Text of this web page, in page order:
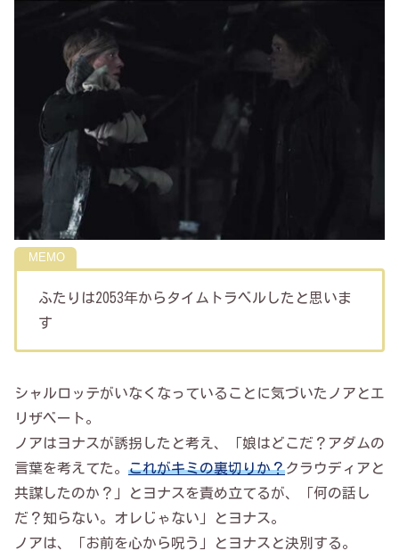
ふたりは2053年からタイムトラベルしたと思いま
す
シャルロッテがいなくなっていることに気づいたノアとエ
リザベート。
ノアはヨナスが誘拐したと考え、「娘はどこだ？アダムの
言葉を考えてた。 これがキミの裏切りか？クラウディアと
共謀したのか？」とヨナスを責め立てるが、「何の話し
だ？知らない。オレじゃない」とヨナス。
ノアは、「お前を心から呪う」とヨナスと決別する。